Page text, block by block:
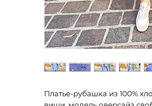
Платье-рубашка из 100%